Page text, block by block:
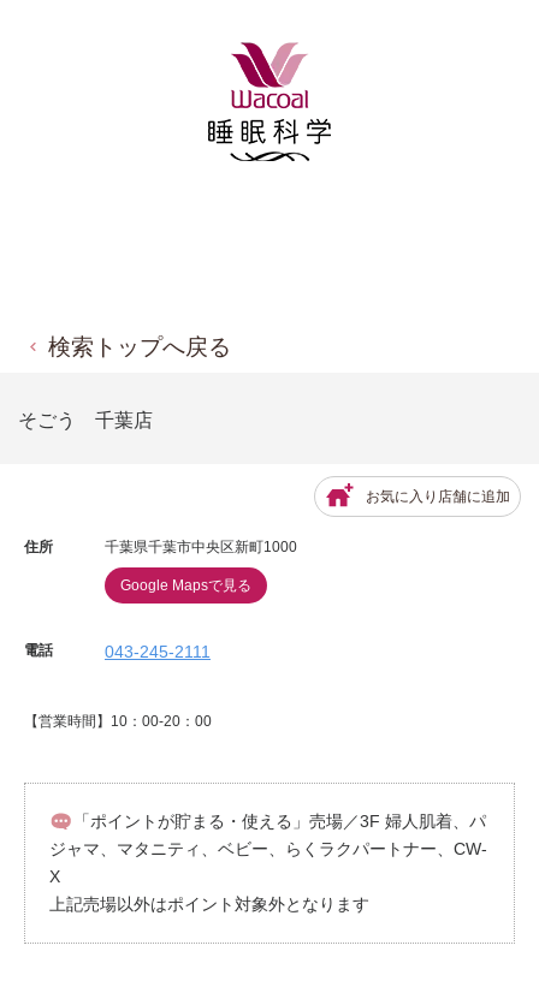
検索トップへ戻る
そごう 千葉店
お気に入り店舗に追加
住所 千葉県千葉市中央区新町1000
Google Mapsで見る
電話 043-245-2111
【営業時間】10：00-20：00
「ポイントが貯まる・使える」売場／3F 婦人肌着、パ
ジャマ、マタニティ、ベビー、らくラクパートナー、CW-
X
上記売場以外はポイント対象外となります